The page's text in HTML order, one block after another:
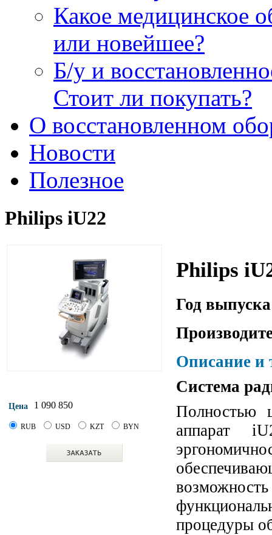
Какое медицинское
или новейшее?
Б/у и
Стоит ли покупать?
О восстановленном
Новости
Полезное
Philips iU22
Цена 1 090 850
RUB USD KZT BYN
Philips
Год
Описание и
Система
Полностью
аппарат
процедуры